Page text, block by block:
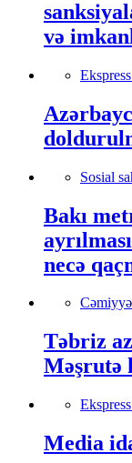
və
Sosial
Bakı
necə
Təbriz
Məşrutə
Media